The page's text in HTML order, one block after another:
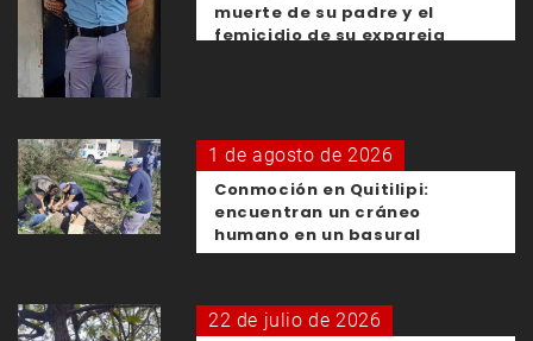
muerte de su padre y el
femicidio de su expareja
1 de agosto de 2026
Conmoción en Quitilipi:
encuentran un cráneo
humano en un basural
22 de julio de 2026